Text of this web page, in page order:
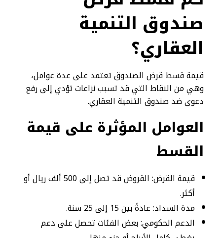
صندوق التنمية
العقاري؟
قيمة قسط قرض الصندوق تعتمد على عدة عوامل،
وهي من النقاط التي قد تسبب نزاعات تؤدي إلى رفع
دعوى ضد صندوق التنمية العقاري.
العوامل المؤثرة على قيمة
القسط
قيمة القرض: القروض قد تصل إلى 500 ألف ريال أو
أكثر.
مدة السداد: عادةً بين 15 إلى 25 سنة.
الدعم الحكومي: بعض الفئات تحصل على دعم